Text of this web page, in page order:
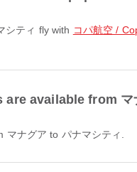
シティ fly with コパ航空 /
available from マ
マナグア to パナマシティ.